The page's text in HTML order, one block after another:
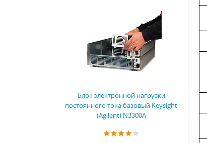
Блок электронной нагрузки
постоянного тока базовый Keysight
(Agilent) N3300A